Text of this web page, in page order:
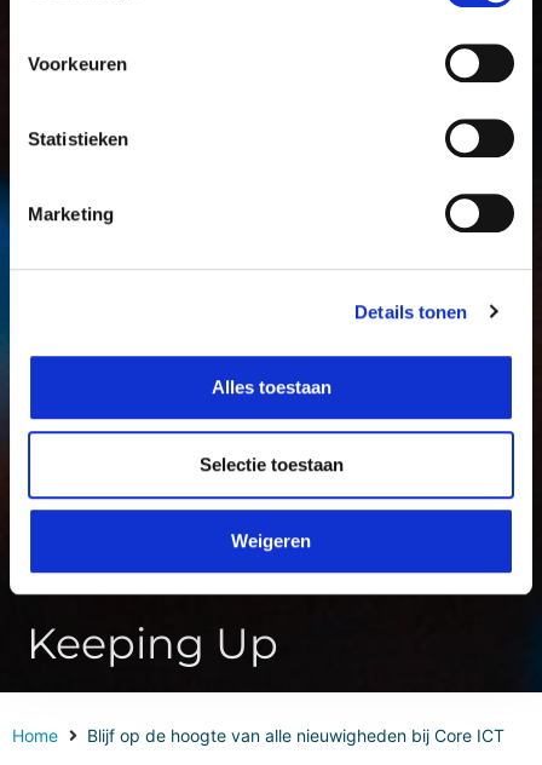
Voorkeuren
Statistieken
Marketing
Details tonen
Alles toestaan
Selectie toestaan
Weigeren
Keeping Up
Home Blijf op de hoogte van alle nieuwigheden bij Core ICT